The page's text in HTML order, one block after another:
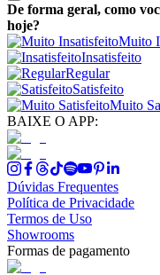
De forma geral, como
hoje?
Muito
Insatisfeito
Regular
Satisfeito
Muito
BAIXE O APP:
Dúvidas Frequentes
Política de Privacidade
Termos de Uso
Showrooms
Formas de pagamento